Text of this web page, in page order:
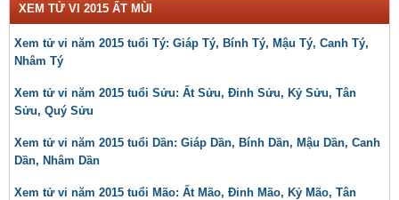
XEM TỬ VI 2015 ẤT MÙI
Xem tử vi năm 2015 tuổi Tý: Giáp Tý, Bính Tý, Mậu Tý, Canh Tý,
Nhâm Tý
Xem tử vi năm 2015 tuổi Sửu: Ất Sửu, Đinh Sửu, Kỷ Sửu, Tân
Sửu, Quý Sửu
Xem tử vi năm 2015 tuổi Dần: Giáp Dần, Bính Dần, Mậu Dần, Canh
Dần, Nhâm Dần
Xem tử vi năm 2015 tuổi Mão: Ất Mão, Đinh Mão, Kỷ Mão, Tân